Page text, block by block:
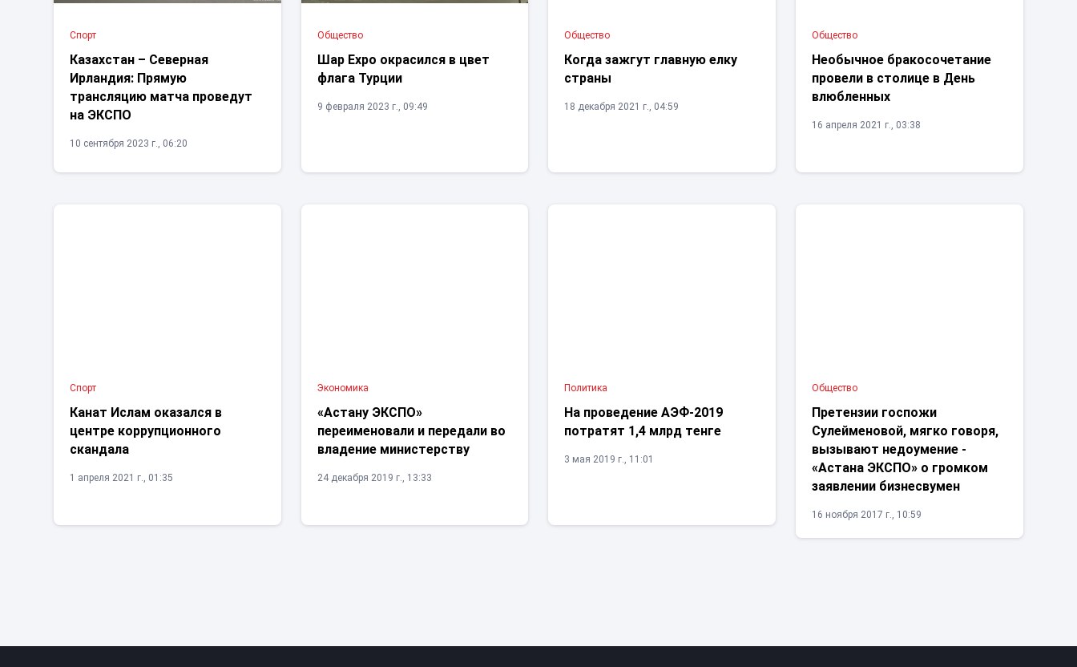
Спорт
Казахстан – Северная
Ирландия: Прямую
трансляцию матча проведут
на ЭКСПО
10 сентября 2023 г., 06:20
Общество
Шар Expo окрасился в цвет
флага Турции
9 февраля 2023 г., 09:49
Общество
Когда зажгут главную елку
страны
18 декабря 2021 г., 04:59
Общество
Необычное бракосочетание
провели в столице в День
влюбленных
16 апреля 2021 г., 03:38
Спорт
Канат Ислам оказался в
центре коррупционного
скандала
1 апреля 2021 г., 01:35
Экономика
«Астану ЭКСПО»
переименовали и передали во
владение министерству
24 декабря 2019 г., 13:33
Политика
На проведение АЭФ-2019
потратят 1,4 млрд тенге
3 мая 2019 г., 11:01
Общество
Претензии госпожи
Сулейменовой, мягко говоря,
вызывают недоумение -
«Астана ЭКСПО» о громком
заявлении бизнесвумен
16 ноября 2017 г., 10:59